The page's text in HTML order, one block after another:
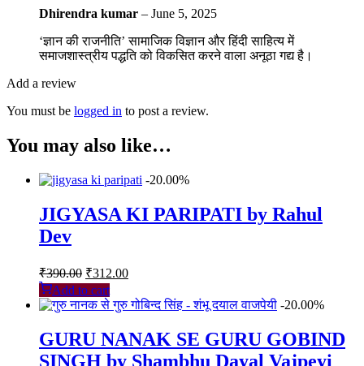
Dhirendra kumar – June 5, 2025
‘ज्ञान की राजनीति’ सामाजिक विज्ञान और हिंदी साहित्य में
समाजशास्त्रीय पद्धति को विकसित करने वाला अनूठा गद्य है।
Add a review
You must be logged in to post a review.
You may also like…
-20.00%
JIGYASA KI PARIPATI by Rahul
Dev
₹390.00 Original
price
was:
₹390.00.
₹312.00Current
is:
Add to cart
-20.00%
GURU NANAK SE GURU GOBIND
SINGH by Shambhu Dayal Vajpeyi